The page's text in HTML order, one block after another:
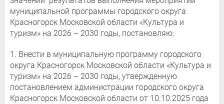
муниципальной программы городского округа
Красногорск Московской области «Культура и
туризм» на 2026 – 2030 годы, постановляю:
1. Внести в муниципальную программу городского
округа Красногорск Московской области «Культура и
туризм» на 2026 – 2030 годы, утвержденную
постановлением администрации городского округа
Красногорск Московской области от 10.10.2025 года